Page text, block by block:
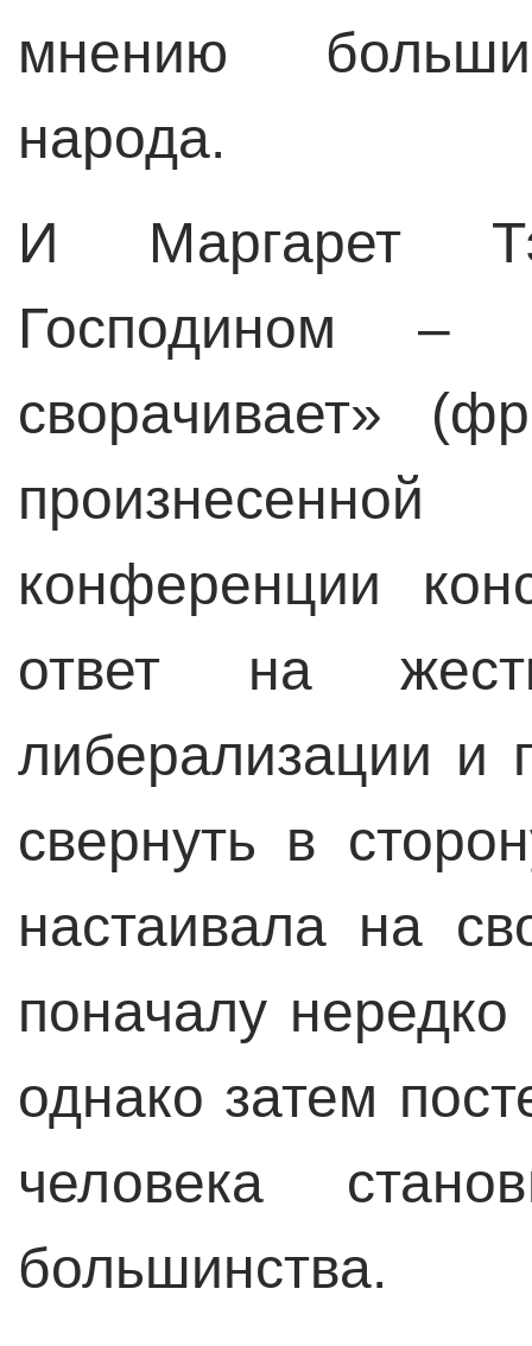
мнению
народа.
И Маргарет
Господином –
сворачивает»
конференции
ответ на
либерализации и
свернуть в
настаивала на
поначалу
однако затем
человека
большинства.